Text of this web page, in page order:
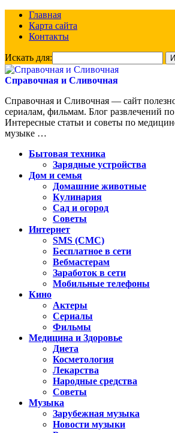
Главная
Карта сайта
Контакты
Искать для:
Справочная и Сливочная
Справочная и Сливочная — сайт
сериалам, фильмам. Блог развлечений
Интересные статьи и советы по
музыке …
Бытовая техника
Зарядные устройства
Дом и семья
Домашние животные
Кулинария
Сад и огород
Советы
Интернет
SMS (СМС)
Бесплатное в сети
Вебмастерам
Заработок в сети
Мобильные телефоны
Кино
Актеры
Сериалы
Фильмы
Медицина и Здоровье
Диета
Косметология
Лекарства
Народные средства
Советы
Музыка
Зарубежная музыка
Новости музыки